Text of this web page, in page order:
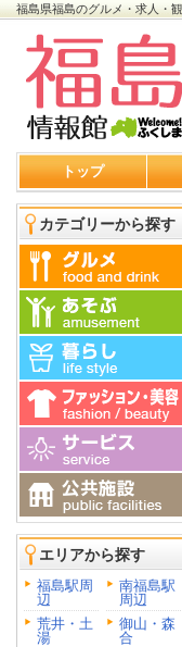
福島県福島のグルメ・求人・
トップ
カテゴリーから探す
エリアから探す
福島駅周
辺
南福島駅
周辺
荒井・土
湯
御山・森
合